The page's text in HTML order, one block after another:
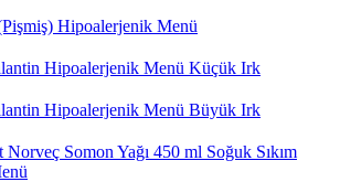
Hipoalerjenik Menü
Hipoalerjenik Menü Küçük Irk
Hipoalerjenik Menü Büyük Irk
Norveç Somon Yağı 450 ml Soğuk Sıkım